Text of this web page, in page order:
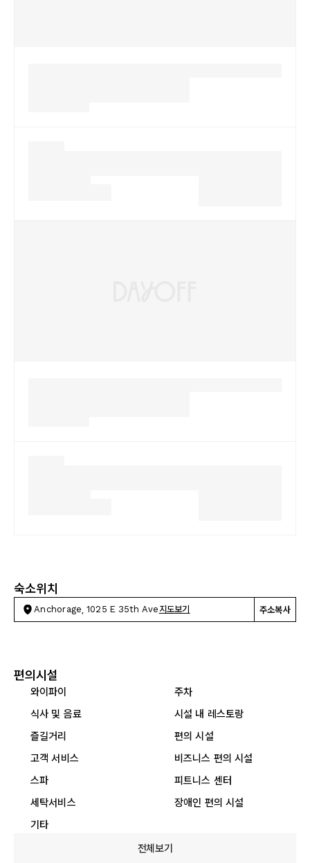
숙소위치
Anchorage, 1025 E 35th Ave 지도보기 주소복사
편의시설
와이파이
주차
식사 및 음료
시설 내 레스토랑
즐길거리
편의 시설
고객 서비스
비즈니스 편의 시설
스파
피트니스 센터
세탁서비스
장애인 편의 시설
기타
전체보기